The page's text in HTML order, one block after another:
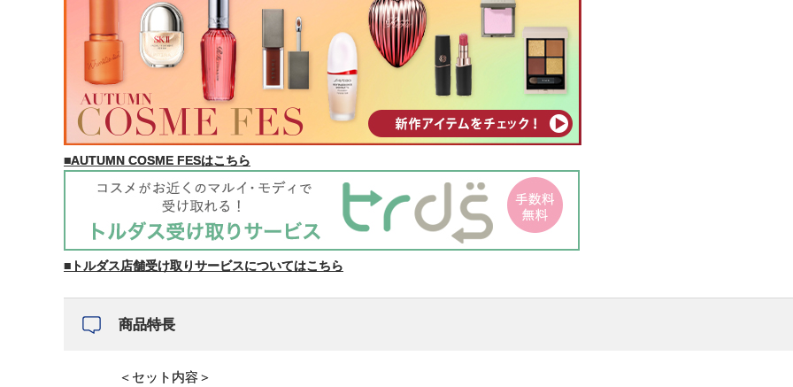
■AUTUMN COSME FESはこちら
■トルダス店舗受け取りサービスについてはこちら
商品特長
＜セット内容＞